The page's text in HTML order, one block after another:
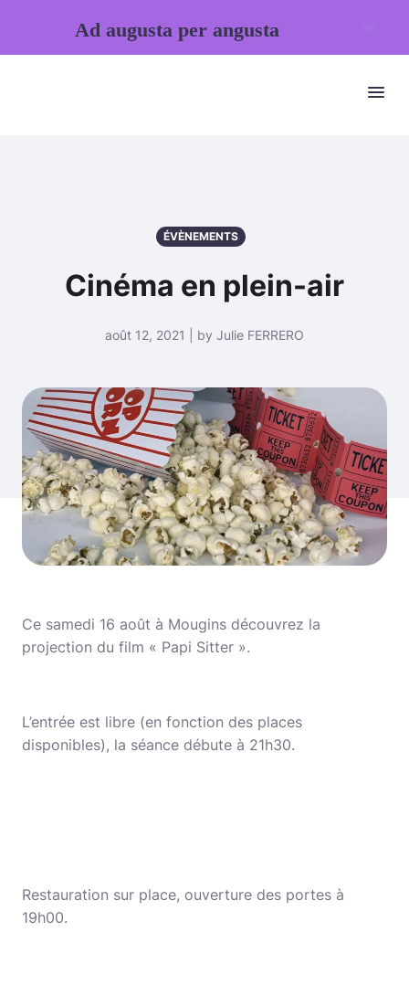
ÉVÈNEMENTS
Cinéma en plein-air
août 12, 2021 | by Julie FERRERO
Ce samedi 16 août à Mougins découvrez la
projection du film « Papi Sitter ».
L’entrée est libre (en fonction des places
disponibles), la séance débute à 21h30.
Restauration sur place, ouverture des portes à
19h00.
Ad augusta per angusta